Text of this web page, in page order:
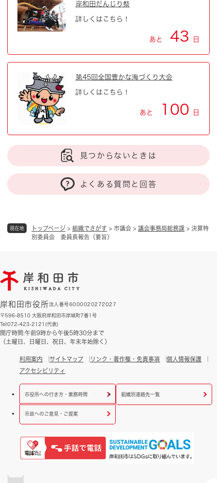
現在地 トップページ > 組織でさがす > 市議会 > 議会事務局総務課 > 決算特
別委員会 委員長報告（要旨）
岸和田だんじり祭
詳しくはこちら！
あと 43 日
第45回全国豊かな海づくり大会
詳しくはこちら！
あと 100 日
見つからないときは
よくある質問と回答
岸和田市役所法人番号6000020272027
〒596-8510 大阪府岸和田市岸城町7番1号
Tel:072-423-2121(代表)
開庁時間:午前9時から午後5時30分まで
（土曜日、日曜日、祝日、年末年始除く）
利用案内 サイトマップ リンク・著作権・免責事項
個人情報保護
アクセシビリティ
市役所への行き方・業務時間 組織別連絡先一覧
市政へのご意見・ご提案